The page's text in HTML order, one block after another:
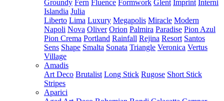
Groundy Fern Fluence Formwork Glent Imprint Interni
Islandia Julia
Liberto Lima Luxury Megapolis Miracle Modern
Napoli Nova Oliver Orion Palmira Paradise Pion Azul
Pion Crema Portland Rainfall Rejina Resort Santos
Sens Shape Smalta Sonata Triangle Veronica Vertus
Village
Amadis
Art Deco Brutalist Long Stick Rugose Short Stick
Stripes
Aparici